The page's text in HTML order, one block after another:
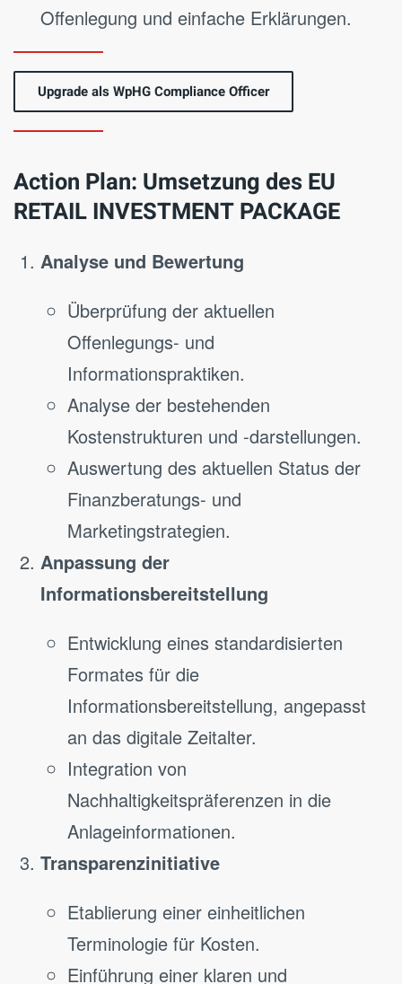
Offenlegung und einfache Erklärungen.
Upgrade als WpHG Compliance Officer
Action Plan: Umsetzung des EU
RETAIL INVESTMENT PACKAGE
Analyse und Bewertung
Überprüfung der aktuellen
Offenlegungs- und
Informationspraktiken.
Analyse der bestehenden
Kostenstrukturen und -darstellungen.
Auswertung des aktuellen Status der
Finanzberatungs- und
Marketingstrategien.
Anpassung der
Informationsbereitstellung
Entwicklung eines standardisierten
Formates für die
Informationsbereitstellung, angepasst
an das digitale Zeitalter.
Integration von
Nachhaltigkeitspräferenzen in die
Anlageinformationen.
Transparenzinitiative
Etablierung einer einheitlichen
Terminologie für Kosten.
Einführung einer klaren und